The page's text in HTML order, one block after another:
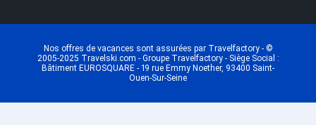
Nos offres de vacances sont assurées par Travelfactory - ©
2005-2025 Travelski.com - Groupe Travelfactory - Siège Social :
Bâtiment EUROSQUARE - 19 rue Emmy Noether, 93400 Saint-
Ouen-Sur-Seine